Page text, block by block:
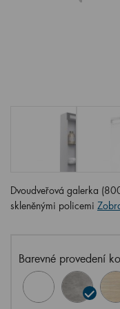
Dvoudveřová galerka
skleněnými policemi
Barevné provedení